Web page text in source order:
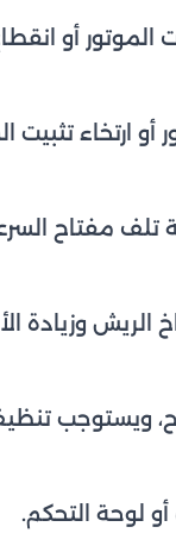
أو انقطاع
ارتخاء تثبيت
تلف مفتاح
وزيادة
ويستوجب
لوحة التحكم.